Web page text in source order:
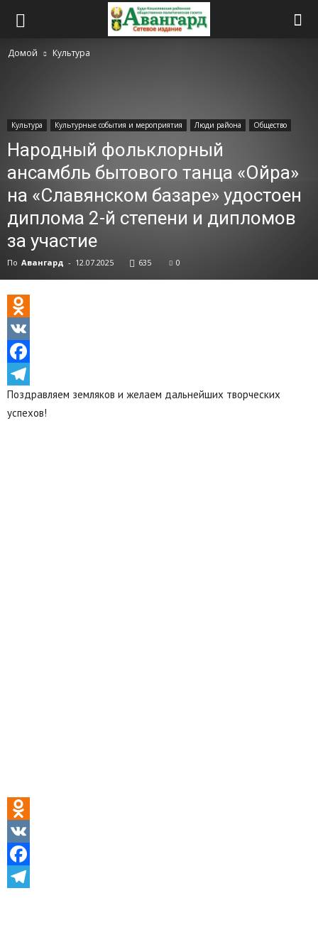
Домой Культура
Культура Культурные события и мероприятия Люди района Общество
Народный фольклорный
ансамбль бытового танца «Ойра»
на «Славянском базаре» удостоен
диплома 2-й степени и дипломов
за участие
По Авангард - 12.07.2025 635 0
Odnoklassniki
VK
Facebook
Telegram
Поздравляем земляков и желаем дальнейших творческих
успехов!
Odnoklassniki
VK
Facebook